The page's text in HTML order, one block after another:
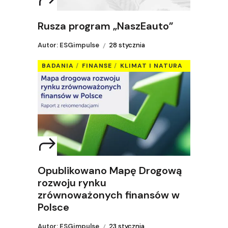
Rusza program „NaszEauto”
Autor: ESGimpulse 28 stycznia
BADANIA FINANSE KLIMAT I NATURA
Opublikowano Mapę Drogową
rozwoju rynku
zrównoważonych finansów w
Polsce
Autor: ESGimpulse 23 stycznia